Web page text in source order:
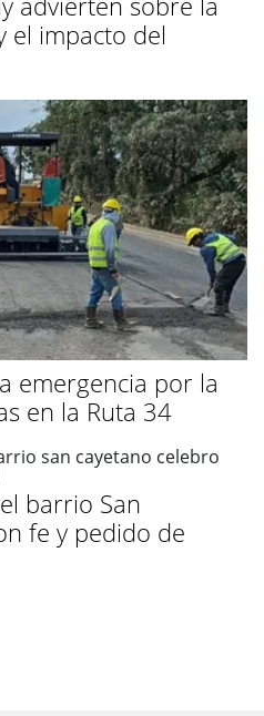
el impacto del
emergencia por la
en la Ruta 34
barrio San
fe y pedido de